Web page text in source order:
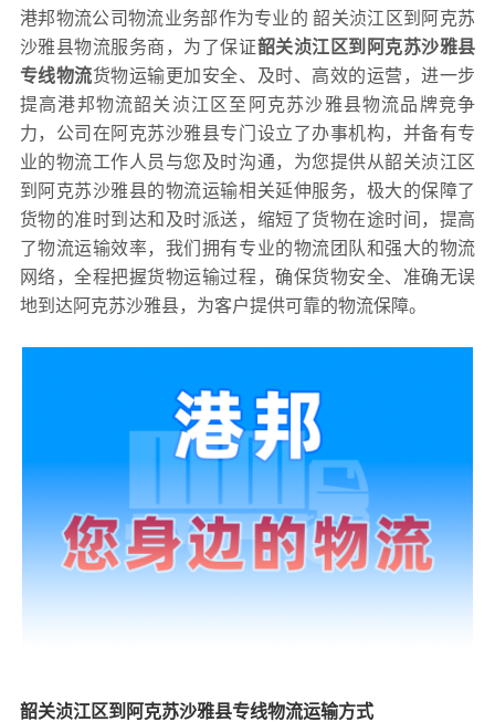
港邦物流公司物流业务部作为专业的 韶关浈江区到阿克苏
沙雅县物流服务商，为了保证韶关浈江区到阿克苏沙雅县
专线物流货物运输更加安全、及时、高效的运营，进一步
提高港邦物流韶关浈江区至阿克苏沙雅县物流品牌竞争
力，公司在阿克苏沙雅县专门设立了办事机构，并备有专
业的物流工作人员与您及时沟通，为您提供从韶关浈江区
到阿克苏沙雅县的物流运输相关延伸服务，极大的保障了
货物的准时到达和及时派送，缩短了货物在途时间，提高
了物流运输效率，我们拥有专业的物流团队和强大的物流
网络，全程把握货物运输过程，确保货物安全、准确无误
地到达阿克苏沙雅县，为客户提供可靠的物流保障。
韶关浈江区到阿克苏沙雅县专线物流运输方式